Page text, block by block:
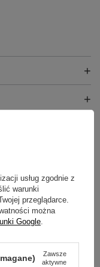
usług zgodnie z
warunki
przeglądarce.
można
Google.
Zawsze
aktywne